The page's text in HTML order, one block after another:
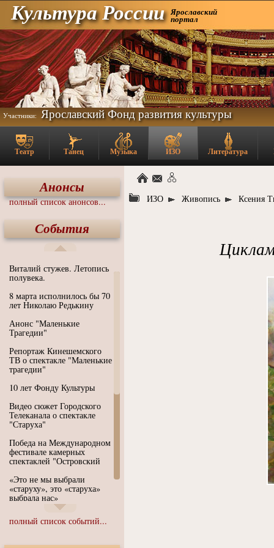
Культура России Ярославский
портал
Участники: Ярославский Фонд развития культуры
Театр Танец Музыка ИЗО Литература
Анонсы
полный список анонсов...
События
Виталий стужев. Летопись
полувека.
8 марта исполнилось бы 70
лет Николаю Редькину
Анонс "Маленькие
Трагедии"
Репортаж Кинешемского
ТВ о спектакле "Маленькие
трагедии"
10 лет Фонду Культуры
Видео сюжет Городского
Телеканала о спектакле
"Старуха"
Победа на Международном
фестивале камерных
спектаклей "Островский
«Это не мы выбрали
«старуху», это «старуха»
выбрала нас»
Иммерсивный спектакль
"Язык чистого полета
полный список событий...
ИЗО Живопись Ксения